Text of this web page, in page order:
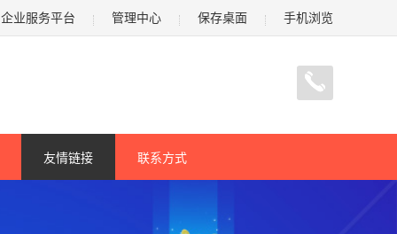
企业服务平台 管理中心 保存桌面 手机浏览
友情链接 联系方式